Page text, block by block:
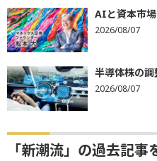
AIと資本市場
2026/08/07
半導体株の
2026/08/07
「新潮流」の過去記事